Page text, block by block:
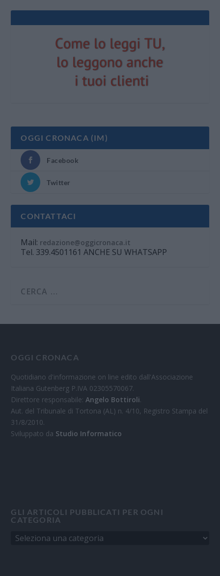
OGGI CRONACA (IM)
Facebook
Twitter
CONTATTACI
Mail: redazione@oggicronaca.it
Tel. 339.4501161 ANCHE SU WHATSAPP
OGGI CRONACA
Quotidiano d'informazione on line edito dall'Associazione
Italiana Gutenberg P.IVA 02305570067.
Direttore responsabile:Angelo Bottiroli.
Aut. del Tribunale di Tortona (AL) n. 4/10, Registro Stampa del
31/8/2010.
Sviluppato da Studio Informatico
GLI ARTICOLI PUBBLICATI PER OGNI
CATEGORIA